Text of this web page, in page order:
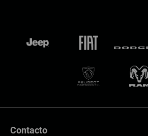
Contacto